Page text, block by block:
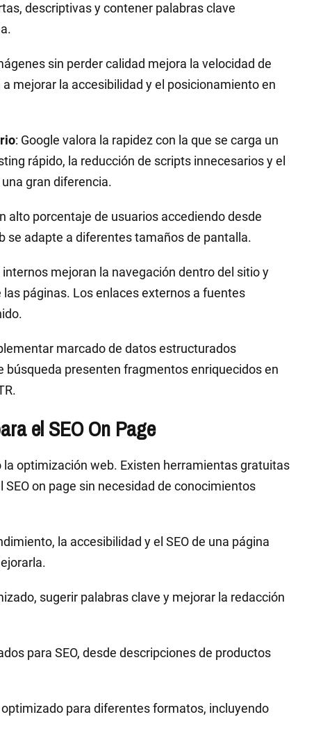
descriptivas y contener palabras clave
sin perder calidad mejora la velocidad de
mejorar la accesibilidad y el posicionamiento en
: Google valora la rapidez con la que se carga un
rápido, la reducción de scripts innecesarios y el
gran diferencia.
alto porcentaje de usuarios accediendo desde
se adapte a diferentes tamaños de pantalla.
internos mejoran la navegación dentro del sitio y
páginas. Los enlaces externos a fuentes
marcado de datos estructurados
presenten fragmentos enriquecidos en
el SEO On Page
optimización web. Existen herramientas gratuitas
on page sin necesidad de conocimientos
la accesibilidad y el SEO de una página
sugerir palabras clave y mejorar la redacción
para SEO, desde descripciones de productos
para diferentes formatos, incluyendo